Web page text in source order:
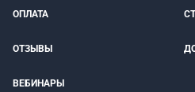
ОПЛАТА
ОТЗЫВЫ
ВЕБИНАРЫ